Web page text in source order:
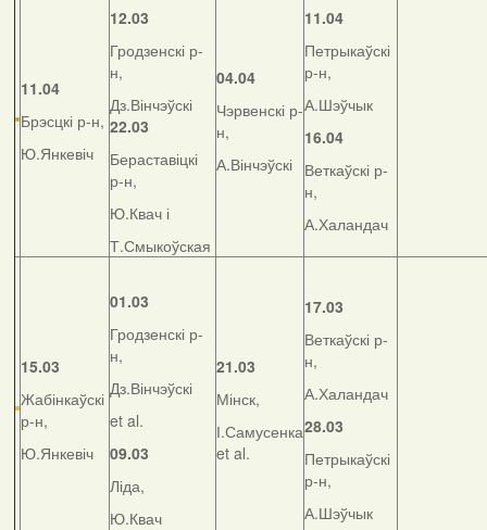
11.04
Брэсцкі р-н,
Ю.Янкевіч
12.03
Гродзенскі р-
н,
Дз.Вінчэўскі
22.03
Бераставіцкі
р-н,
Ю.Квач і
Т.Смыкоўская
04.04
Чэрвенскі р-
н,
А.Вінчэўскі
11.04
Петрыкаўскі
р-н,
А.Шэўчык
16.04
Веткаўскі р-
н,
А.Халандач
15.03
Жабінкаўскі
р-н,
Ю.Янкевіч
01.03
Гродзенскі р-
н,
Дз.Вінчэўскі
et al.
09.03
Ліда,
Ю.Квач
21.03
Мінск,
І.Самусенка
et al.
17.03
Веткаўскі р-
н,
А.Халандач
28.03
Петрыкаўскі
р-н,
А.Шэўчык